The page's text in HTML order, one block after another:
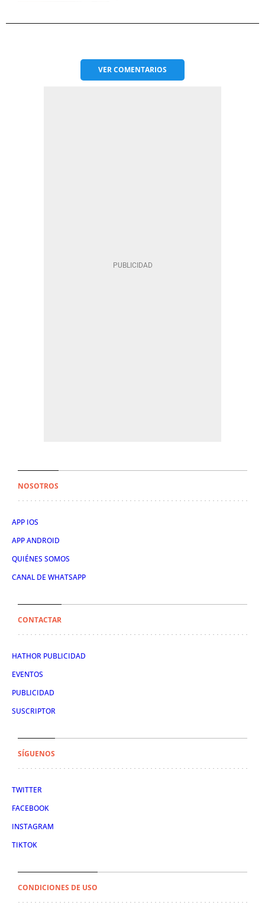
VERCOMENTARIOS
NOSOTROS
APP IOS
APP ANDROID
QUIÉNES SOMOS
CANAL DE WHATSAPP
CONTACTAR
HATHOR PUBLICIDAD
EVENTOS
PUBLICIDAD
SUSCRIPTOR
SÍGUENOS
TWITTER
FACEBOOK
INSTAGRAM
TIKTOK
CONDICIONES DE USO